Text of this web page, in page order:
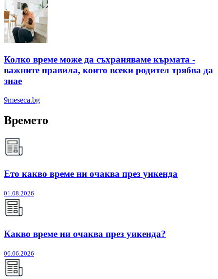
Колко време може да съхраняваме кърмата -
важните правила, които всеки родител трябва да
знае
9meseca.bg
Времето
Ето какво време ни очаква през уикенда
01.08.2026
Какво време ни очаква през уикенда?
06.06.2026